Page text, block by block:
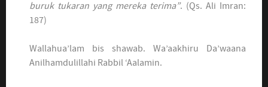
buruk tukaran yang mereka terima”. (Qs. Ali Imran:
187)
Wallahua’lam bis shawab. Wa’aakhiru Da’waana
Anilhamdulillahi Rabbil ‘Aalamin.